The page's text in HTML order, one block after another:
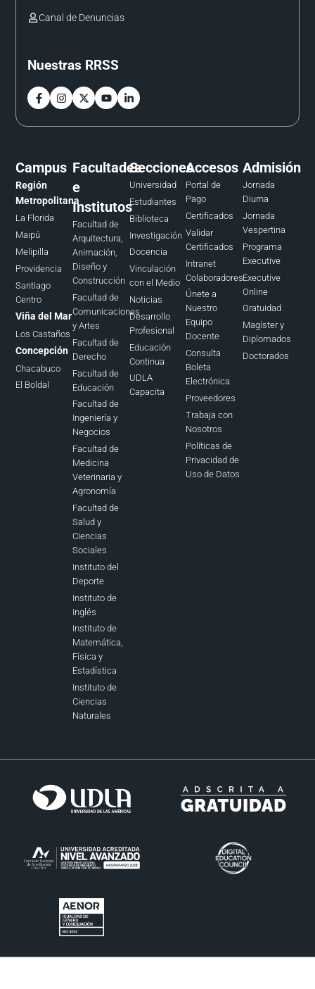
Canal de Denuncias
Nuestras RRSS
Campus
Región
Metropolitana
La Florida
Maipú
Melipilla
Providencia
Santiago
Centro
Viña del Mar
Los Castaños
Concepción
Chacabuco
El Boldal
Facultades
e
Institutos
Facultad de
Arquitectura,
Animación,
Diseño y
Construcción
Facultad de
Comunicaciones
y Artes
Facultad de
Derecho
Facultad de
Educación
Facultad de
Ingeniería y
Negocios
Facultad de
Medicina
Veterinaria y
Agronomía
Facultad de
Salud y
Ciencias
Sociales
Instituto del
Deporte
Instituto de
Inglés
Instituto de
Matemática,
Física y
Estadística
Instituto de
Ciencias
Naturales
Secciones
Universidad
Estudiantes
Biblioteca
Investigación
Docencia
Vinculación
con el Medio
Noticias
Desarrollo
Profesional
Educación
Continua
UDLA
Capacita
Accesos
Portal de
Pago
Certificados
Validar
Certificados
Intranet
Colaboradores
Únete a
Nuestro
Equipo
Docente
Consulta
Boleta
Electrónica
Proveedores
Trabaja con
Nosotros
Políticas de
Privacidad de
Uso de Datos
Admisión
Jornada
Diurna
Jornada
Vespertina
Programa
Executive
Executive
Online
Gratuidad
Magíster y
Diplomados
Doctorados